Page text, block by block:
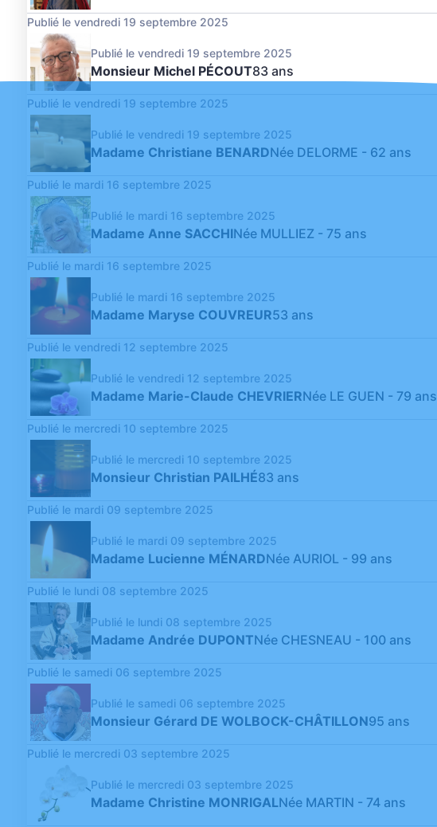
Publié le vendredi 19 septembre 2025
Publié le vendredi 19 septembre 2025
Monsieur Michel PÉCOUT83 ans
Publié le vendredi 19 septembre 2025
Publié le vendredi 19 septembre 2025
Madame Christiane BENARDNée DELORME - 62 ans
Publié le mardi 16 septembre 2025
Publié le mardi 16 septembre 2025
Madame Anne SACCHINée MULLIEZ - 75 ans
Publié le mardi 16 septembre 2025
Publié le mardi 16 septembre 2025
Madame Maryse COUVREUR53 ans
Publié le vendredi 12 septembre 2025
Publié le vendredi 12 septembre 2025
Madame Marie-Claude CHEVRIERNée LE GUEN - 79 ans
Publié le mercredi 10 septembre 2025
Publié le mercredi 10 septembre 2025
Monsieur Christian PAILHÉ83 ans
Publié le mardi 09 septembre 2025
Publié le mardi 09 septembre 2025
Madame Lucienne MÉNARDNée AURIOL - 99 ans
Publié le lundi 08 septembre 2025
Publié le lundi 08 septembre 2025
Madame Andrée DUPONTNée CHESNEAU - 100 ans
Publié le samedi 06 septembre 2025
Publié le samedi 06 septembre 2025
Monsieur Gérard DE WOLBOCK-CHÂTILLON95 ans
Publié le mercredi 03 septembre 2025
Publié le mercredi 03 septembre 2025
Madame Christine MONRIGALNée MARTIN - 74 ans